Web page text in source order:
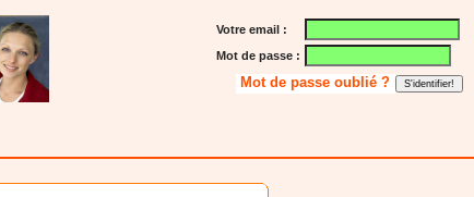
Votre email :
Mot de passe :
Mot de passe oublié ?